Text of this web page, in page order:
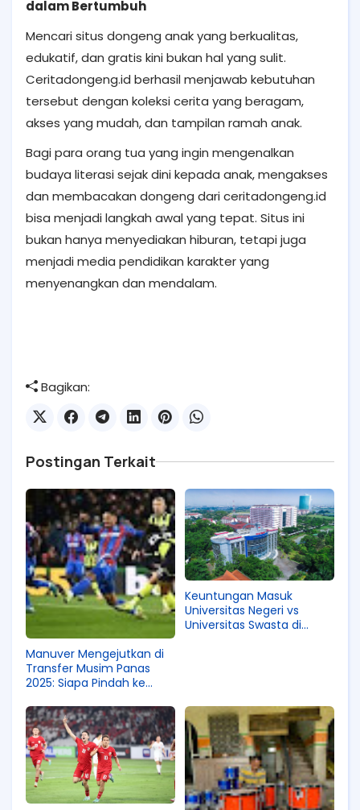
dalam Bertumbuh
Mencari situs dongeng anak yang berkualitas,
edukatif, dan gratis kini bukan hal yang sulit.
Ceritadongeng.id berhasil menjawab kebutuhan
tersebut dengan koleksi cerita yang beragam,
akses yang mudah, dan tampilan ramah anak.
Bagi para orang tua yang ingin mengenalkan
budaya literasi sejak dini kepada anak, mengakses
dan membacakan dongeng dari ceritadongeng.id
bisa menjadi langkah awal yang tepat. Situs ini
bukan hanya menyediakan hiburan, tetapi juga
menjadi media pendidikan karakter yang
menyenangkan dan mendalam.
Bagikan:
Postingan Terkait
Manuver Mengejutkan di
Transfer Musim Panas
2025: Siapa Pindah ke
Eksklusif di StreamingBola
Keuntungan Masuk
Universitas Negeri vs
Universitas Swasta di